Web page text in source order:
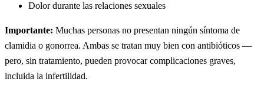
Dolor durante las relaciones sexuales
Importante: Muchas personas no presentan ningún síntoma de
clamidia o gonorrea. Ambas se tratan muy bien con antibióticos —
pero, sin tratamiento, pueden provocar complicaciones graves,
incluida la infertilidad.